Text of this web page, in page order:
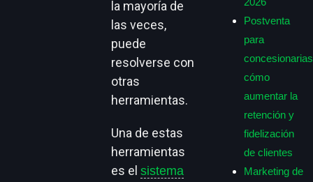
la mayoría de
las veces,
puede
resolverse con
otras
herramientas.
Una de estas
herramientas
es elsistema
Postventa
para
cómo
aumentar la
retención y
fidelización
de clientes
Marketing de